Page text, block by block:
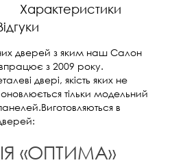
Характеристики
дверей з яким наш Салон
з 2009 року.
двері, якість яких не
тільки модельний
в
«ОПТИМА»